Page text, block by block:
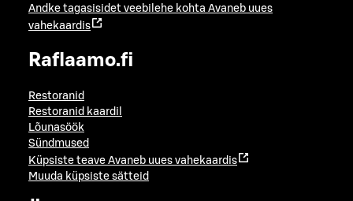
Andke tagasisidet veebilehe kohta Avaneb uues
vahekaardis
Raflaamo.fi
Restoranid
Restoranid kaardil
Lõunasöök
Sündmused
Küpsiste teave Avaneb uues vahekaardis
Muuda küpsiste sätteid